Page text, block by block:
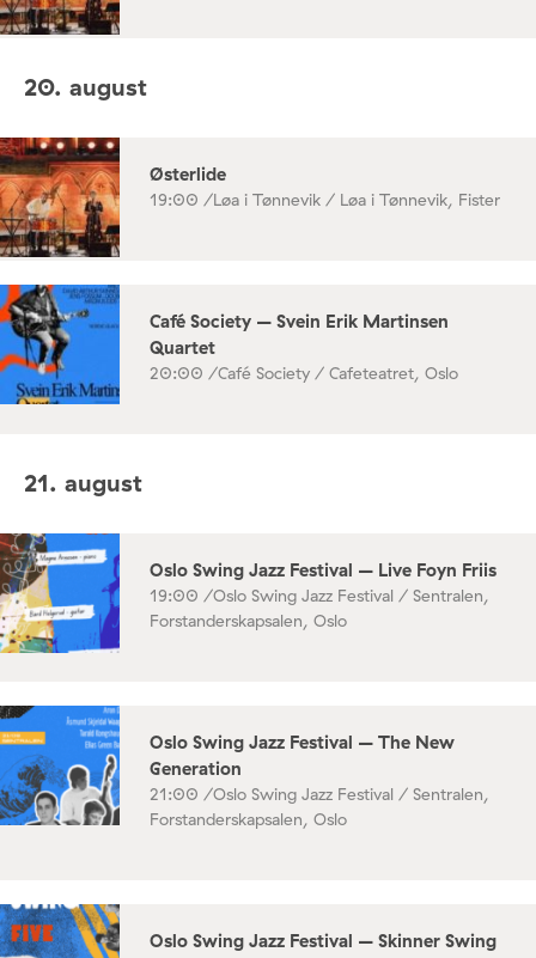
20. august
Østerlide
19:00 /Løa i Tønnevik / Løa i Tønnevik, Fister
Café Society – Svein Erik Martinsen
Quartet
20:00 /Café Society / Cafeteatret, Oslo
21. august
Oslo Swing Jazz Festival – Live Foyn Friis
19:00 /Oslo Swing Jazz Festival / Sentralen,
Forstanderskapsalen, Oslo
Oslo Swing Jazz Festival – The New
Generation
21:00 /Oslo Swing Jazz Festival / Sentralen,
Forstanderskapsalen, Oslo
Oslo Swing Jazz Festival – Skinner Swing